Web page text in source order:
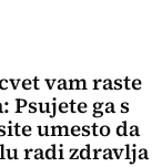
vam raste
Psujete ga s
umesto da
radi zdravlja